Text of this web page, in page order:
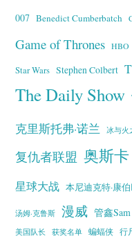
007 Benedict Cumberbatch
Game of Thrones HBO
Star Wars Stephen Colbert
The Daily Show
克里斯托弗·诺兰 冰与火
复仇者联盟 奥斯卡
星球大战 本尼迪克特·康
汤姆·克鲁斯 漫威 管鑫Sam
美国队长
获奖名单 蝙蝠侠 行